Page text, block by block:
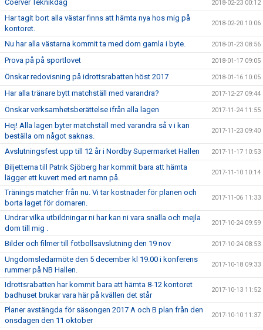
Coerver Teknikdag 2018-02-23 00:12
Har tagit bort alla västar finns att hämta nya hos mig på
kontoret.
2018-02-20 10:06
Nu har alla västarna kommit ta med dom gamla i byte. 2018-01-23 08:56
Prova på på sportlovet 2018-01-17 09:05
Önskar redovisning på idrottsrabatten höst 2017 2018-01-16 10:05
Har alla tränare bytt matchställ med varandra? 2017-12-27 09:44
Önskar verksamhetsberättelse ifrån alla lagen 2017-11-24 11:55
Hej! Alla lagen byter matchställ med varandra så v i kan
beställa om något saknas.
2017-11-23 09:40
Avslutningsfest upp till 12 år i Nordby Supermarket Hallen 2017-11-17 10:53
Biljetterna till Patrik Sjöberg har kommit bara att hämta
lägger ett kuvert med ert namn på.
2017-11-10 10:14
Tränings matcher från nu. Vi tar kostnader för planen och
borta laget för domaren.
2017-11-06 11:33
Undrar vilka utbildningar ni har kan ni vara snälla och mejla
dom till mig .
2017-10-24 09:59
Bilder och filmer till fotbollsavslutning den 19 nov 2017-10-24 08:53
Ungdomsledarmöte den 5 december kl 19.00 i konferens
rummer på NB Hallen.
2017-10-18 09:33
Idrottsrabatten har kommit bara att hämta 8-12 kontoret
badhuset brukar vara här på kvällen det står
2017-10-13 11:52
Planer avstängda för säsongen 2017 A och B plan från den
onsdagen den 11 oktober
2017-10-10 11:37